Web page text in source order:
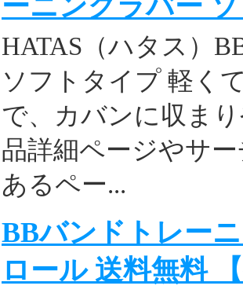
HATAS（ハタス）
ソフトタイプ 軽く
で、カバンに収ま
品詳細ページやサ
あるペー...
BBバンドトレー
ロール 送料無料